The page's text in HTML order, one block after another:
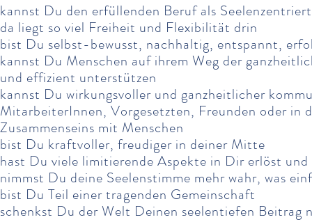
kannst Du den erfüllenden Beruf als
da liegt so viel Freiheit und Flexibilität drin
bist Du selbst-bewusst, nachhaltig, entspannt,
kannst Du Menschen auf ihrem Weg der
und effizient unterstützen
kannst Du wirkungsvoller und ganzheitlicher
MitarbeiterInnen, Vorgesetzten, Freunden oder in
Zusammenseins mit Menschen
bist Du kraftvoller, freudiger in deiner Mitte
hast Du viele limitierende Aspekte in Dir erlöst
nimmst Du deine Seelenstimme mehr wahr, was
bist Du Teil einer tragenden Gemeinschaft
schenkst Du der Welt Deinen seelentiefen Beitrag